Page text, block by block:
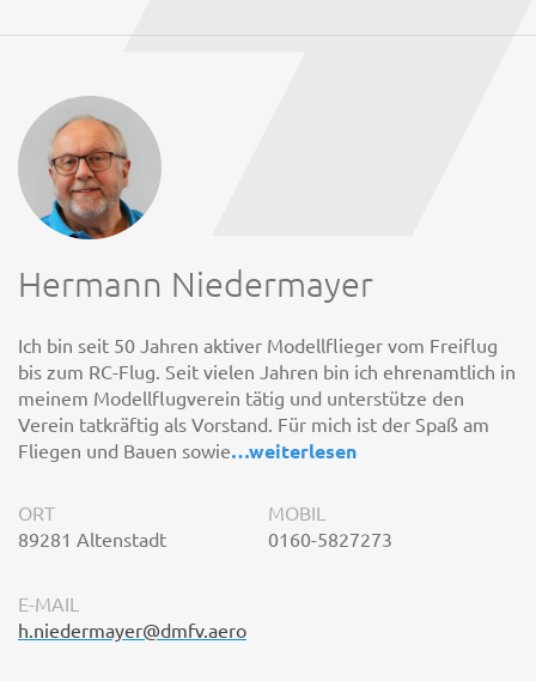
Hermann Niedermayer
Ich bin seit 50 Jahren aktiver Modellflieger vom Freiflug
bis zum RC-Flug. Seit vielen Jahren bin ich ehrenamtlich in
meinem Modellflugverein tätig und unterstütze den
Verein tatkräftig als Vorstand. Für mich ist der Spaß am
Fliegen und Bauen sowie…weiterlesen
ORT
89281 Altenstadt
MOBIL
0160-5827273
E-MAIL
h.niedermayer@dmfv.aero